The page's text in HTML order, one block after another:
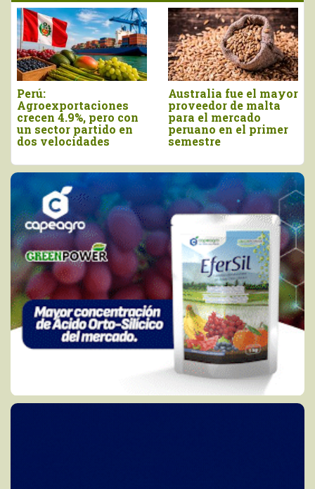
fue el mayor
de malta
el mercado
en el primer
Agroexportaciones no
tradicionales de Perú
a Estados Unidos
cayeron en valor 17%